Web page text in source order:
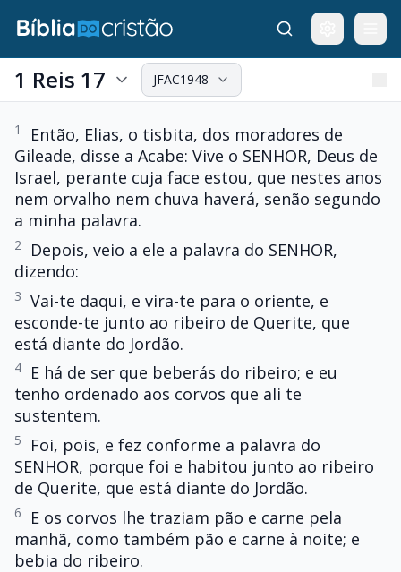
1 Reis 17 JFAC1948
1
Então, Elias, o tisbita, dos moradores de
Gileade, disse a Acabe: Vive o SENHOR, Deus de
Israel, perante cuja face estou, que nestes anos
nem orvalho nem chuva haverá, senão segundo
a minha palavra.
2
Depois, veio a ele a palavra do SENHOR,
dizendo:
3 Vai-te daqui, e vira-te para o oriente, e
esconde-te junto ao ribeiro de Querite, que
está diante do Jordão.
4
E há de ser que beberás do ribeiro; e eu
tenho ordenado aos corvos que ali te
sustentem.
5
Foi, pois, e fez conforme a palavra do
SENHOR, porque foi e habitou junto ao ribeiro
de Querite, que está diante do Jordão.
6
E os corvos lhe traziam pão e carne pela
manhã, como também pão e carne à noite; e
bebia do ribeiro.